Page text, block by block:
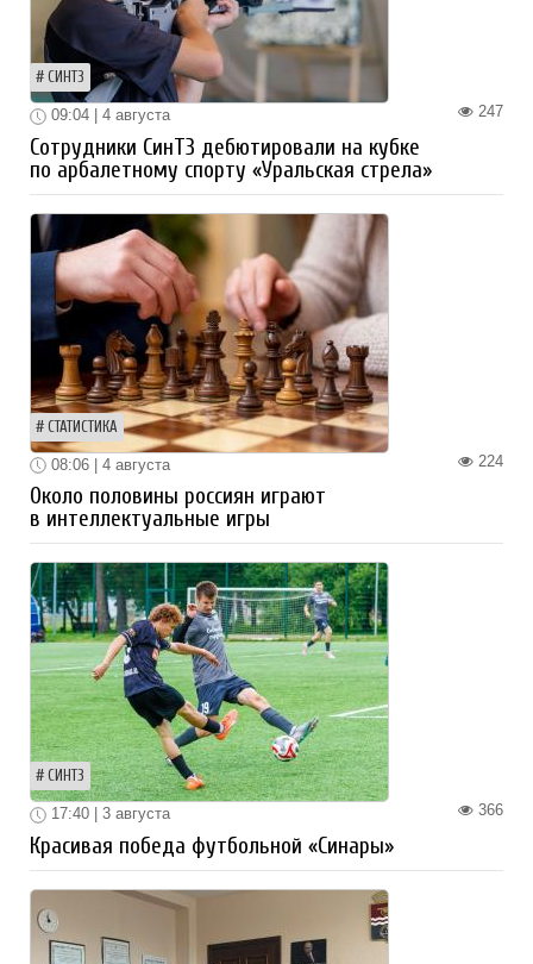
СИНТЗ
247
09:04 | 4 августа
Сотрудники СинТЗ дебютировали на кубке
по арбалетному спорту «Уральская стрела»
СТАТИСТИКА
224
08:06 | 4 августа
Около половины россиян играют
в интеллектуальные игры
СИНТЗ
366
17:40 | 3 августа
Красивая победа футбольной «Синары»